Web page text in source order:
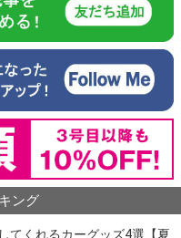
ング
てくれるカーグッズ4選【夏